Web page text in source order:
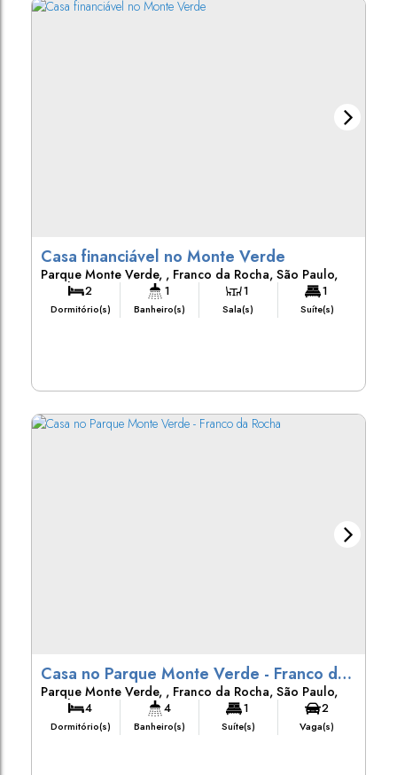
Casa financiável no Monte Verde
Parque Monte Verde , Franco da Rocha, São Paulo,
Brasil 2
Dormitório(s)
1
Banheiro(s)
1
Sala(s)
1
Suíte(s)
Casa no Parque Monte Verde - Franco da
Rocha
Parque Monte Verde , Franco da Rocha, São Paulo,
Brasil 4
Dormitório(s)
4
Banheiro(s)
1
Suíte(s)
2
Vaga(s)